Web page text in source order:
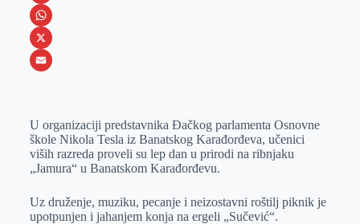
e
b
o
s
s
e
e
r
i
n
k
I
n
V
i
b
W
h
s
A
p
p
X
a
i
l
U organizaciji predstavnika Đačkog parlamenta Osnovne
škole Nikola Tesla iz Banatskog Karađorđeva, učenici
viših razreda proveli su lep dan u prirodi na ribnjaku
„Jamura“ u Banatskom Karađorđevu.
Uz druženje, muziku, pecanje i neizostavni roštilj piknik je
upotpunjen i jahanjem konja na ergeli „Sučević“.